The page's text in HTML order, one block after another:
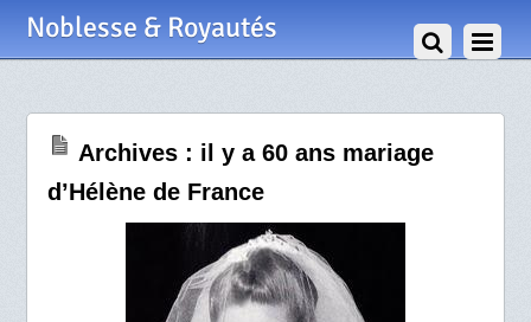
Noblesse & Royautés
Archives : il y a 60 ans mariage
d’Hélène de France